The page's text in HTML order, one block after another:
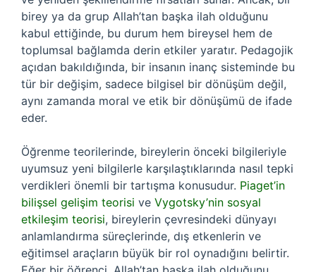
birey ya da grup Allah’tan başka ilah olduğunu
kabul ettiğinde, bu durum hem bireysel hem de
toplumsal bağlamda derin etkiler yaratır. Pedagojik
açıdan bakıldığında, bir insanın inanç sisteminde bu
tür bir değişim, sadece bilgisel bir dönüşüm değil,
aynı zamanda moral ve etik bir dönüşümü de ifade
eder.
Öğrenme teorilerinde, bireylerin önceki bilgileriyle
uyumsuz yeni bilgilerle karşılaştıklarında nasıl tepki
verdikleri önemli bir tartışma konusudur. Piaget’in
bilişsel gelişim teorisi ve Vygotsky’nin sosyal
etkileşim teorisi, bireylerin çevresindeki dünyayı
anlamlandırma süreçlerinde, dış etkenlerin ve
eğitimsel araçların büyük bir rol oynadığını belirtir.